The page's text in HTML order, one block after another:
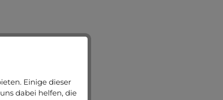
Einige dieser
dabei helfen, die